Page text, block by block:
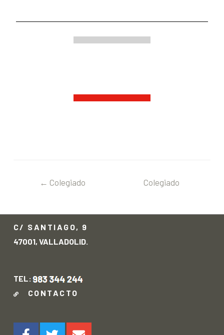
← Colegiado
Colegiado
C/ SANTIAGO, 9
47001, VALLADOLID.
TEL:
CONTACTO